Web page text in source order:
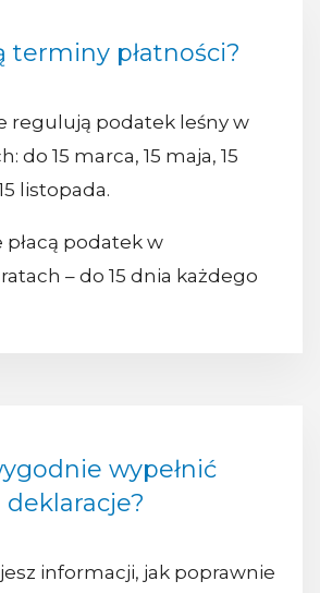
terminy płatności?
regulują podatek leśny w
do 15 marca, 15 maja, 15
listopada.
podatek w
– do 15 dnia każdego
wypełnić
deklaracje?
informacji, jak poprawnie